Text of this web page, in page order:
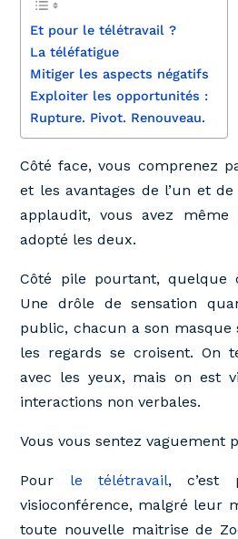
Et pour le télétravail ?
La téléfatigue
Mitiger les aspects négatifs
Exploiter les opportunités :
Rupture. Pivot. Renouveau.
Côté face, vous comprenez
et les avantages de l’un et de
applaudit, vous avez même
adopté les deux.
Côté pile pourtant, quelque
Une drôle de sensation
public, chacun a son
les regards se croisent. On
avec les yeux, mais on est
interactions non verbales.
Vous vous sentez vaguement
Pour le télétravail, c’est
visioconférence, malgré leur
toute nouvelle maitrise de